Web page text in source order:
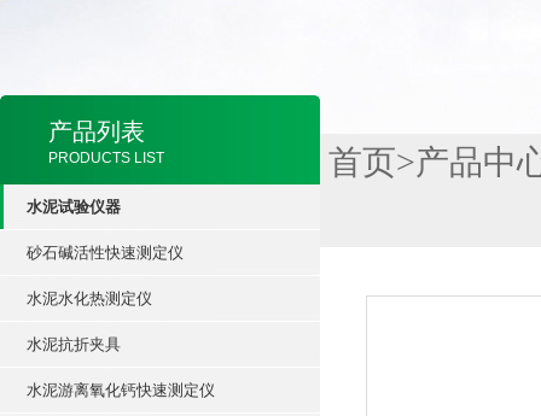
产品列表
PRODUCTS LIST
水泥试验仪器
砂石碱活性快速测定仪
水泥水化热测定仪
水泥抗折夹具
水泥游离氧化钙快速测定仪
首页>产品中